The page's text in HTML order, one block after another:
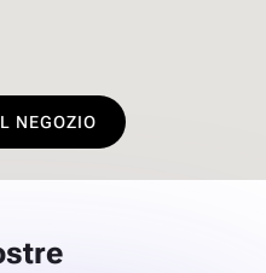
NEGOZIO